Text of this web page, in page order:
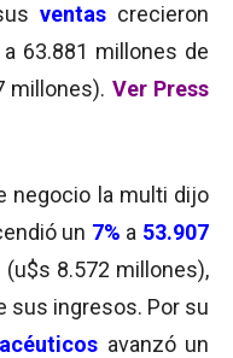
ventas crecieron
63.881 millones de
millones). Ver Press
negocio la multi dijo
un 7% a 53.907
8.572 millones),
sus ingresos. Por su
avanzó un